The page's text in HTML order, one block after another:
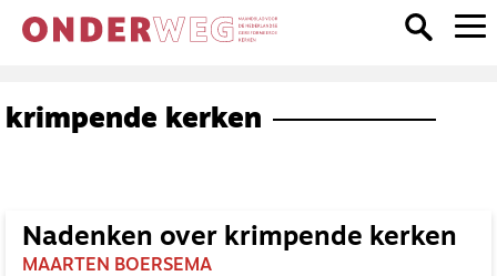
krimpende kerken
Nadenken over krimpende kerken
MAARTEN BOERSEMA